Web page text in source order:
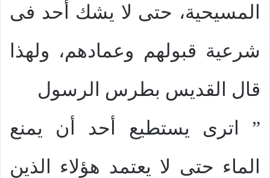
المسيحية، حتى لا يشك أحد فى
شرعية قبولهم وعمادهم، ولهذا
قال القديس بطرس الرسول
” اترى يستطيع أحد أن يمنع
الماء حتى لا يعتمد هؤلاء الذين